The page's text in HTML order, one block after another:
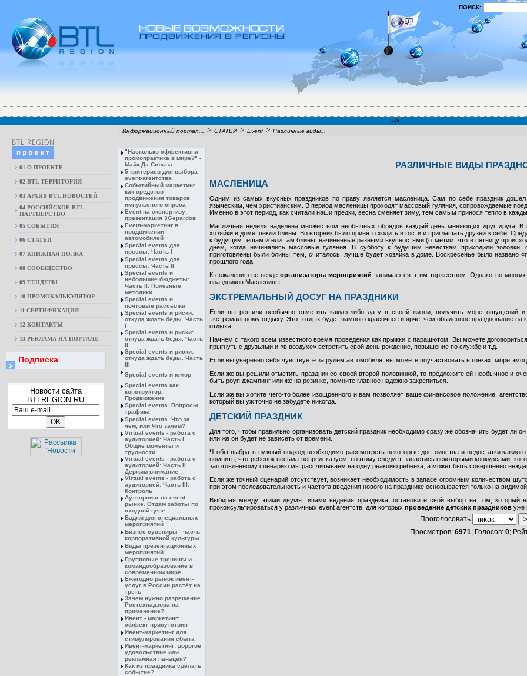
ПОИСК:
-->
Информационный портал... > СТАТЬИ > Event > Различные виды...
01 О ПРОЕКТЕ
02 BTL ТЕРРИТОРИЯ
03 АРХИВ BTL НОВОСТЕЙ
04 РОССИЙСКОЕ BTL
ПАРТНЕРСТВО
05 СОБЫТИЯ
06 СТАТЬИ
07 КНИЖНАЯ ПОЛКА
08 CООБЩЕСТВО
09 ТЕНДЕРЫ
10 ПРОМОКАЛЬКУЛЯТОР
11 СЕРТИФИКАЦИЯ
12 КОНТАКТЫ
13 РЕКЛАМА НА ПОРТАЛЕ
Подписка
Новости сайта
BTLREGION.RU
"Насколько эффективна
промопрактика в мире?" -
Майк Да Сильва
5 критериев для выбора
event-агентства
Cобытийный маркетинг
как средство
продвижения товаров
импульсного спроса
Event на экспертизу:
презентация 3Gepardов
Event-маркетинг в
продвижении
автомобилей
Special events для
прессы. Часть I
Special events для
прессы. Часть II
Special events и
небольшие бюджеты:
Часть II. Полезные
методики
Special events и
почтовые рассылки
Special events и риски:
откуда ждать беды. Часть
I
Special events и риски:
откуда ждать беды. Часть
II
Special events и риски:
откуда ждать беды. Часть
III
Special events и юмор
Special events как
конструктор.
Продвижение
Special events. Вопросы
трафика
Special events. Что за
чем, или Что зачем?
Virtual events - работа с
аудиторией: Часть I.
Общие моменты и
трудности
Virtual events - работа с
аудиторией: Часть II.
Держим внимание
Virtual events - работа с
аудиторией: Часть III.
Контроль
Аутсорсинг на event
рынке. Отдам заботы по
сходной цене
Баджи для специальных
мероприятий
Бизнес сувениры - часть
корпоративной культуры.
Виды презентационных
мероприятий
Групповые тренинги и
командообразование в
современном мире
Ежегодно рынок ивент-
услуг в России растёт на
треть
Зачем нужно разрешение
Ростехнадзора на
применение?
Ивент - маркетинг:
эффект присутствия
Ивент-маркетинг для
стимулирования сбыта
Ивент-маркетинг: дорогое
удовольствие или
рекламная панацея?
Как из праздника сделать
событие?
РАЗЛИЧНЫЕ ВИДЫ
МАСЛЕНИЦА
Одним из самых вкусных праздников по праву является масленица. Сам по себе праздник
языческим, чем христианским. В период масленицы проходят массовый гуляния, сопровождаемые
Именно в этот период, как считали наши предки, весна сменяет зиму, тем самым принося тепло в
Масличная неделя наделена множеством необычных обрядов каждый день меняющих друг друга.
хозяйки в доме, пекли блины. Во вторник было принято ходить в гости и приглашать друзей к себе.
к будущим тещам и ели там блины, начиненные разными вкусностями (отметим, что в пятницу
днем, когда начинались массовые гуляния. В субботу к будущим невесткам приходили
приготовлены были блины, тем, считалось, лучше будет хозяйка в доме. Воскресенье было названо
прошлого года.
К сожалению не вездеорганизаторы мероприятий занимаются этим торжеством. Однако во многих
праздников Масленицы.
ЭКСТРЕМАЛЬНЫЙ ДОСУГ НА ПРАЗДНИКИ
Если вы решили необычно отметить какую-либо дату в своей жизни, получить море ощущений
экстремальному отдыху. Этот отдых будет намного красочнее и ярче, чем обыденное празднование
отдыха.
Начнем с такого всем известного время проведения как прыжки с парашютом. Вы можете
прыгнуть с друзьями и «в воздухе» встретить свой день рождение, повышение по службе и т.д.
Если вы уверенно себя чувствуете за рулем автомобиля, вы можете поучаствовать в гонках, море
Если же вы решили отметить праздник со своей второй половинкой, то предложите ей необычное и
быть роуп джампинг или же на резинке, помните главное надежно закрепиться.
Если же вы хотите чего-то более изощренного и вам позволяет ваше финансовое положение,
который вы уж точно не забудете никогда.
ДЕТСКИЙ ПРАЗДНИК
Для того, чтобы правильно организовать детский праздник необходимо сразу же обозначить будет
или же он будет не зависеть от времени.
Чтобы выбрать нужный подход необходимо рассмотреть некоторые достоинства и недостатки
помнить, что ребенок весьма непредсказуем, поэтому следует запастись некоторыми конкурсами,
заготовленному сценарию мы рассчитываем на одну реакцию ребенка, а может быть совершенно
Если же точный сценарий отсутствует, возникает необходимость в запасе огромным количеством
при этом последовательность и частота введения нового на празднике основывается только на
Выбирая между этими двумя типами ведения праздника, остановите свой выбор на том, который
проконсультироваться у различных event агентств, для которых проведение детских праздников уже
Проголосовать
Просмотров: 6971; Голосов: 0;